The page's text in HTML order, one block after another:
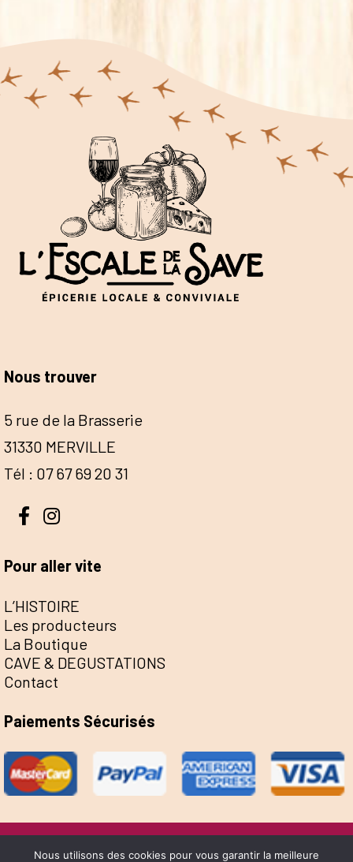
Nous trouver
5 rue de la Brasserie
31330 MERVILLE
Tél : 07 67 69 20 31
Pour aller vite
L’HISTOIRE
Les producteurs
La Boutique
CAVE & DEGUSTATIONS
Contact
Paiements Sécurisés
@Escale de la Save 2022 - Réalisation Sophie
Nous utilisons des cookies pour vous garantir la meilleure